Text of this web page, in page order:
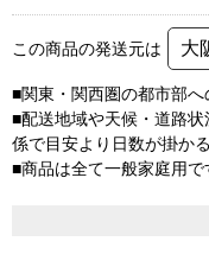
この商品の発送元は 大
■関東・関西圏の都市部
■配送地域や天候・道路
係で目安より日数が掛か
■商品は全て一般家庭用で